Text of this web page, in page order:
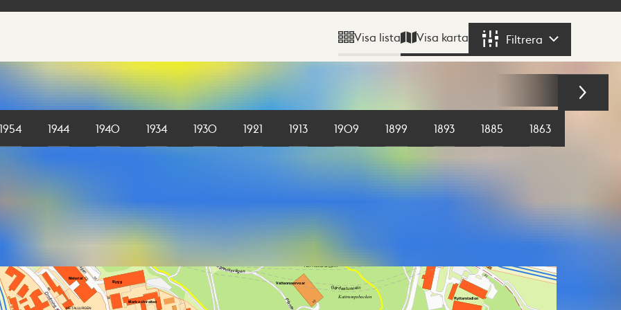
Visa lista Visa karta Filtrera
1954 1944 1940 1934 1930 1921 1913 1909 1899 1893 1885 1863